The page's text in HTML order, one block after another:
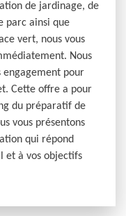
de jardinage, de
parc ainsi que
vert, nous vous
Nous
engagement pour
Cette offre a pour
du préparatif de
vous présentons
qui répond
et à vos objectifs